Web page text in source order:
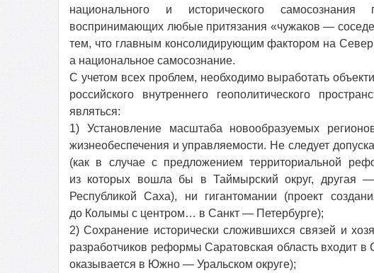
национального и исторического
воспринимающих любые притязания «чужаков —
тем, что главным консолидирующим фактором на
а национальное самосознание.
С учетом всех проблем, необходимо выработать
российского внутреннего геополитического
являться:
1) Установление масштаба новообразуемых
жизнеобеспечения и управляемости. Не следует
(как в случае с предложением территориальной
из которых вошла бы в Таймырский округ, другая
Республикой Саха), ни гигантомании (проект
до Колымы с центром… в Санкт — Петербурге);
2) Сохранение исторически сложившихся связей и
разработчиков реформы Саратовская область входит
оказывается в Южно — Уральском округе);